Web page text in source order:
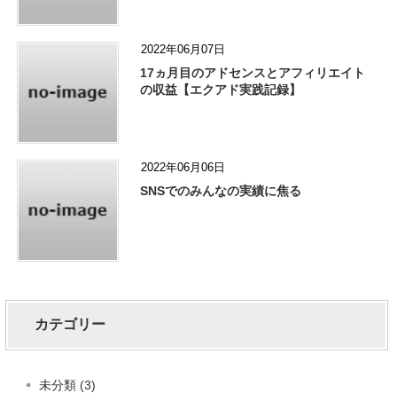
2022年06月07日
17ヵ月目のアドセンスとアフィリエイト
の収益【エクアド実践記録】
2022年06月06日
SNSでのみんなの実績に焦る
カテゴリー
未分類 (3)